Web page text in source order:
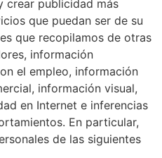
crear publicidad más
que puedan ser de su
que recopilamos de otras
información
el empleo, información
información visual,
en Internet e inferencias
En particular,
de las siguientes